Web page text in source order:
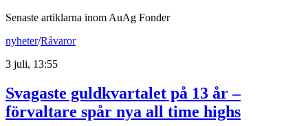
Senaste artiklarna inom AuAg Fonder
nyheter/Råvaror
3 juli, 13:55
Svagaste guldkvartalet på 13 år –
förvaltare spår nya all time highs